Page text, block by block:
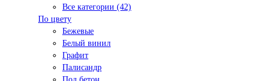
Все категории (42)
По цвету
Бежевые
Белый винил
Графит
Палисандр